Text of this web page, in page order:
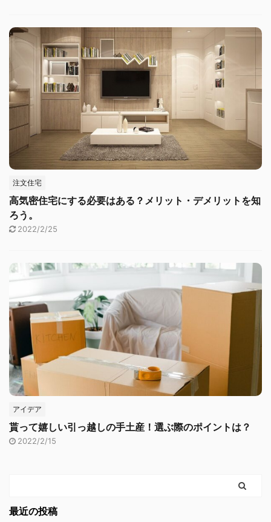
注文住宅
高気密住宅にする必要はある？メリット・デメリットを知
ろう。
2022/2/25
アイデア
貰って嬉しい引っ越しの手土産！選ぶ際のポイントは？
2022/2/15
最近の投稿